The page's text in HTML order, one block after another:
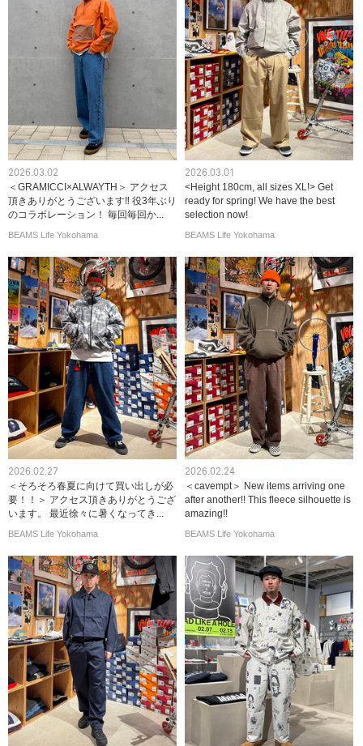
2026.03.02
＜GRAMICCI×ALWAYTH＞ アクセス
頂きありがとうございます‼️ 役3年ぶり
のコラボレーション！ 毎回毎回か...
BEAMS Life Yokohama
2026.03.01
<Height 180cm, all sizes XL!> Get
ready for spring! We have the best
selection now!
BEAMS Life Yokohama
2026.02.27
＜そろそろ春夏に向けて買い出しが必
要！！＞ アクセス頂きありがとうござ
います。 最近徐々に暑くなってき...
BEAMS Life Yokohama
2026.02.24
＜cavempt＞ New items arriving one
after another!! This fleece silhouette is
amazing!!
BEAMS Life Yokohama